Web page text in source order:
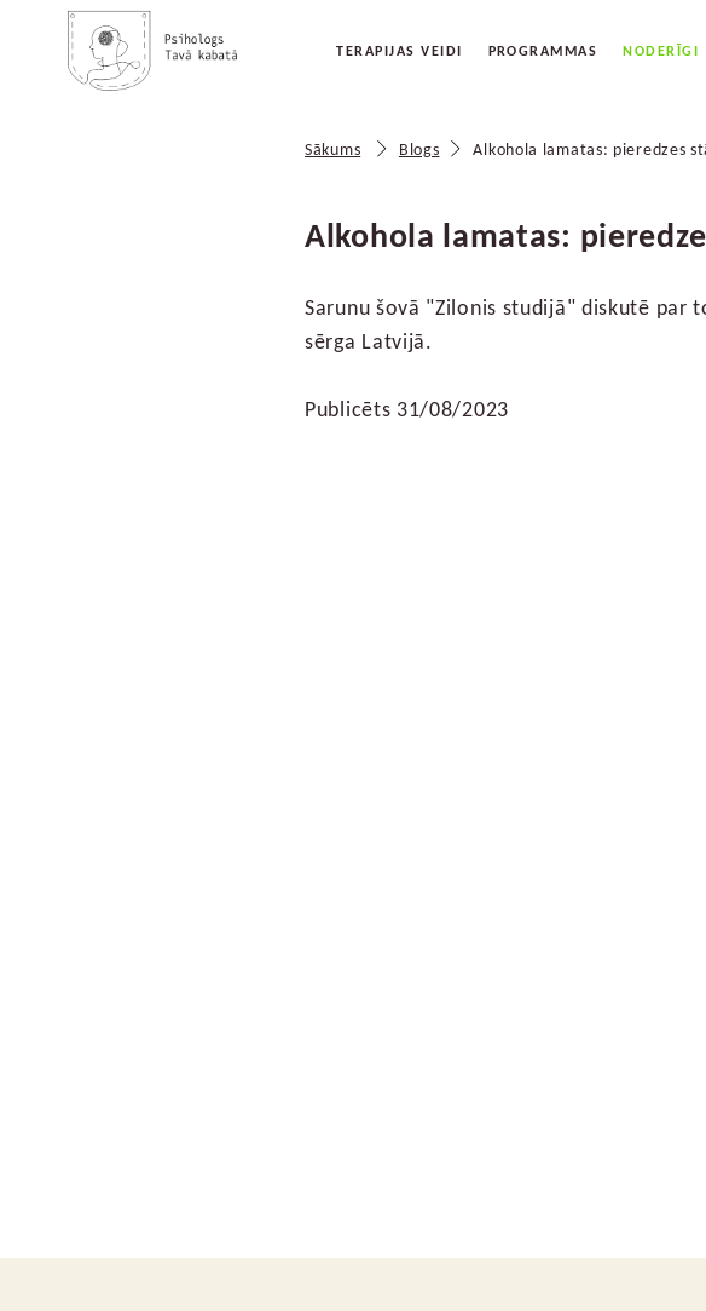
TERAPIJAS VEIDI PROGRAMMAS NODERĪGI
Sākums Blogs Alkohola lamatas: pieredzes
Alkohola lamatas:
Sarunu šovā "Zilonis studijā" diskutē par
sērga Latvijā.
Publicēts 31/08/2023